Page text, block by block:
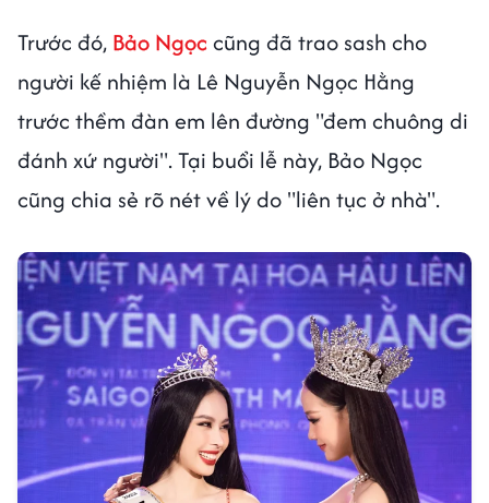
Trước đó, Bảo Ngọccũng đã trao sash cho
người kế nhiệm là Lê Nguyễn Ngọc Hằng
trước thềm đàn em lên đường "đem chuông di
đánh xứ người". Tại buổi lễ này, Bảo Ngọc
cũng chia sẻ rõ nét về lý do "liên tục ở nhà".